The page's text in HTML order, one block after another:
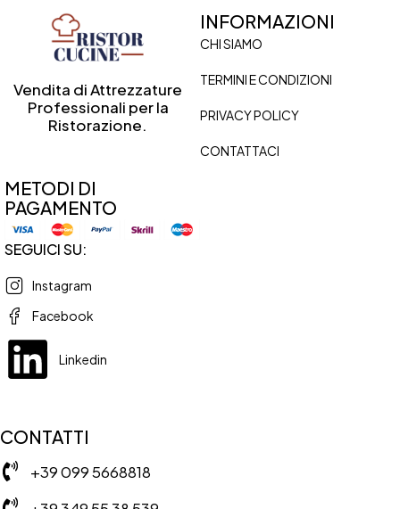
Vendita di Attrezzature
Professionali per la
Ristorazione.
INFORMAZIONI
CHI SIAMO
TERMINI E CONDIZIONI
PRIVACY POLICY
CONTATTACI
METODI DI
PAGAMENTO
SEGUICI SU:
Instagram
Facebook
Linkedin
CONTATTI
+39 099 5668818